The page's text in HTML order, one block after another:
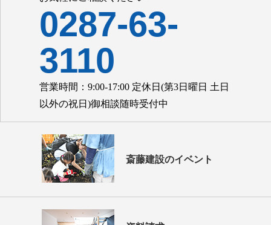
0287-63-
3110
営業時間：9:00-17:00 定休日(第3日曜日 土日
以外の祝日)御相談随時受付中
斎藤建設のイベント